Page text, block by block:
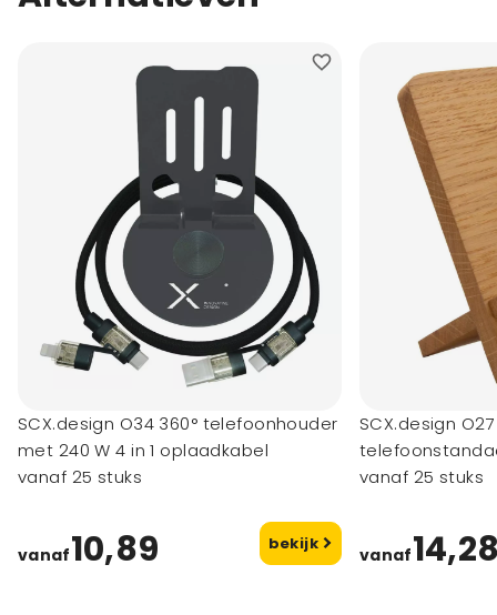
SCX.design O34 360° telefoonhouder
met 240 W 4 in 1 oplaadkabel
vanaf 25 stuks
vanaf10,89 bekijk
SCX.design
vanaf 25 stuks
vanaf